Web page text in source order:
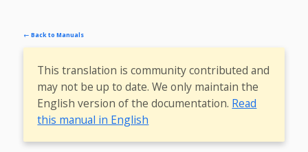
← Back to Manuals
This translation is community contributed and
may not be up to date. We only maintain the
English version of the documentation. Read
this manual in English